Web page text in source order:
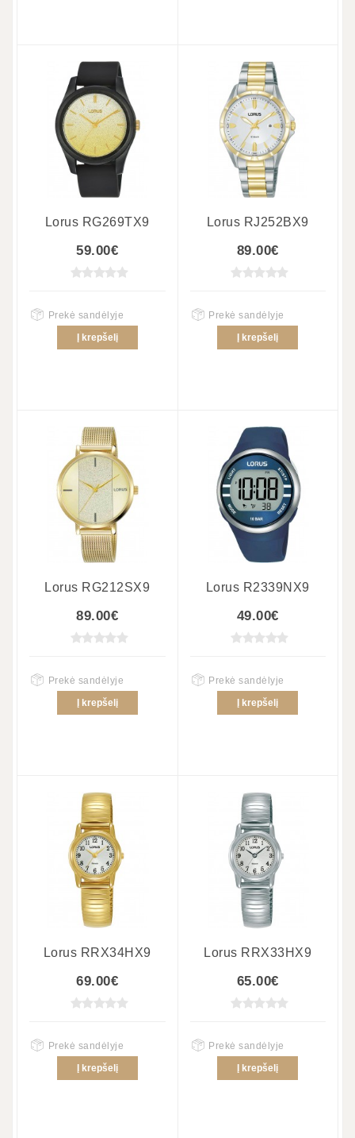
Lorus RG269TX9
59.00€
Prekė sandėlyje
Į krepšelį
Lorus RJ252BX9
89.00€
Prekė sandėlyje
Į krepšelį
Lorus RG212SX9
89.00€
Prekė sandėlyje
Į krepšelį
Lorus R2339NX9
49.00€
Prekė sandėlyje
Į krepšelį
Lorus RRX34HX9
69.00€
Prekė sandėlyje
Į krepšelį
Lorus RRX33HX9
65.00€
Prekė sandėlyje
Į krepšelį